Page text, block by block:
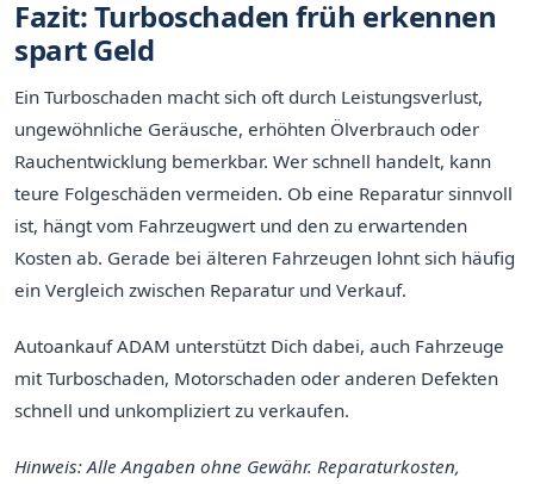
Fazit: Turboschaden früh erkennen
spart Geld
Ein Turboschaden macht sich oft durch Leistungsverlust,
ungewöhnliche Geräusche, erhöhten Ölverbrauch oder
Rauchentwicklung bemerkbar. Wer schnell handelt, kann
teure Folgeschäden vermeiden. Ob eine Reparatur sinnvoll
ist, hängt vom Fahrzeugwert und den zu erwartenden
Kosten ab. Gerade bei älteren Fahrzeugen lohnt sich häufig
ein Vergleich zwischen Reparatur und Verkauf.
Autoankauf ADAM unterstützt Dich dabei, auch Fahrzeuge
mit Turboschaden, Motorschaden oder anderen Defekten
schnell und unkompliziert zu verkaufen.
Hinweis: Alle Angaben ohne Gewähr. Reparaturkosten,